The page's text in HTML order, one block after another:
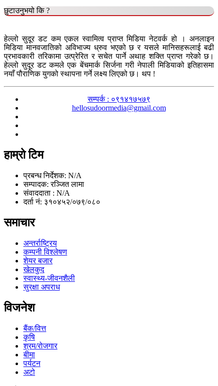
छुटाउनुभयो कि ?
हेल्लो सुदूर डट कम एकल स्वामित्व प्राप्त मिडिया नेटवर्क हो । अनलाइन
मिडिया मानवजातिको अविभाज्य ध्रुव भएको छ र यसले मानिसहरूलाई बढी
प्रभावकारी तरिकामा उत्प्रेरित र सचेत पार्ने अथाह शक्ति प्राप्त गरेको छ।
हेल्लो सुदूर डट कमले एक बेंचमार्क सिर्जना गरी नेपाली मिडियाको इतिहासमा
नयाँ पौराणिक युगको स्थापना गर्ने लक्ष्य लिएको छ। थप !
सम्पर्क : ०९१४१७५७९
hellosudoormedia@gmail.com
हाम्रो टिम
प्रबन्ध निर्देशक: N/A
सम्पादक: रञ्जित लामा
संवाददाता : N/A
दर्ता नं: ३१०४५२/०७९/०८०
समाचार
अन्तर्राष्ट्रिय
कम्पनी विश्लेषण
शेयर बजार
खेलकुद
स्वास्थ्य-जीवनशैली
सुरक्षा अपराध
विजनेश
बैंक/वित्त
कृषि
श्रम/रोजगार
बीमा
पर्यटन
अटो